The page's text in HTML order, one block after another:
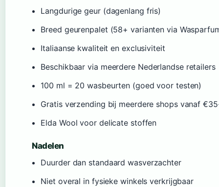
Langdurige geur (dagenlang fris)
Breed geurenpalet (58+ varianten via
Italiaanse kwaliteit en exclusiviteit
Beschikbaar via meerdere Nederlandse retailers
100 ml = 20 wasbeurten (goed voor testen)
Gratis verzending bij meerdere shops vanaf
Elda Wool voor delicate stoffen
Nadelen
Duurder dan standaard wasverzachter
Niet overal in fysieke winkels verkrijgbaar